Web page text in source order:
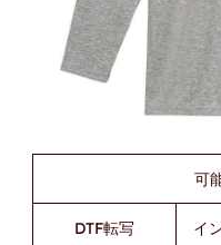
可
DTF転写 イ